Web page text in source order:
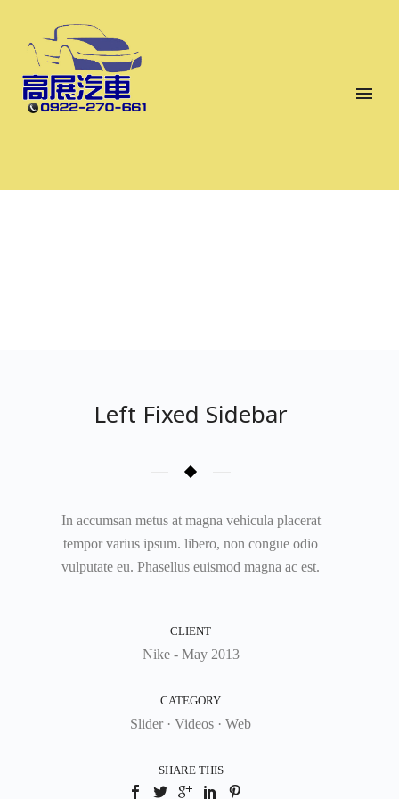
Left Fixed Sidebar
In accumsan metus at magna vehicula placerat
tempor varius ipsum. libero, non congue odio
vulputate eu. Phasellus euismod magna ac est.
CLIENT
Nike - May 2013
CATEGORY
Slider· Videos · Web
SHARE THIS